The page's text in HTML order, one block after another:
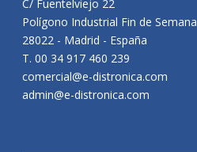
C/ Fuentelviejo 22
Polígono Industrial Fin de Semana
28022 - Madrid - España
T. 00 34 917 460 239
comercial@e-distronica.com
admin@e-distronica.com